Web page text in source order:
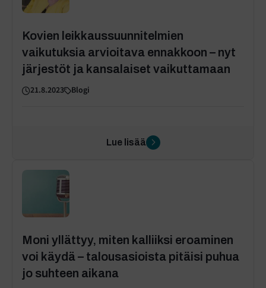
Kovien leikkaussuunnitelmien
vaikutuksia arvioitava ennakkoon – nyt
järjestöt ja kansalaiset vaikuttamaan
21.8.2023 Blogi
Lue lisää
Moni yllättyy, miten kalliiksi eroaminen
voi käydä – talousasioista pitäisi puhua
jo suhteen aikana